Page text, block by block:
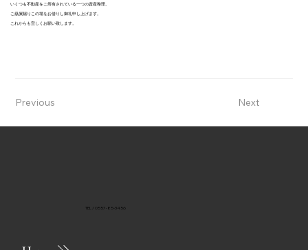
いくつも不動産をご所有されている一つの資産整理。
ご贔屓賜りこの場をお借りし御礼申し上げます。
これからも宜しくお願い致します。
Previous Next
TEL / 0557-85-3456